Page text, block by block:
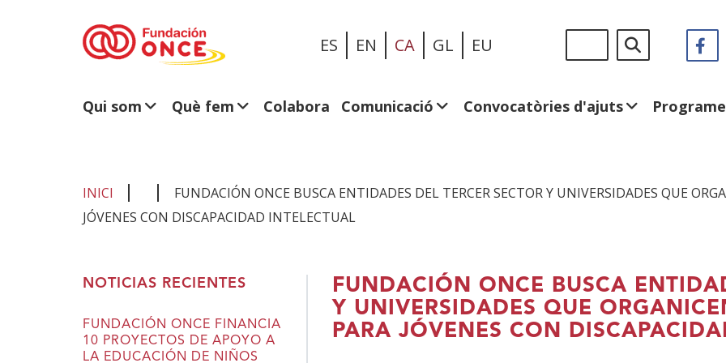
ES EN CA GL EU
en:
Qui som Què fem Colabora Comunicació Convocatòries d'ajuts
INICI
FUNDACIÓN ONCE BUSCA ENTIDADES DEL TERCER SECTOR Y UNIVERSIDADES QUE
JÓVENES CON DISCAPACIDAD INTELECTUAL
FUNDACIÓN ONCE BUSCA
Y UNIVERSIDADES QUE
PARA JÓVENES CON
NOTICIAS RECIENTES
FUNDACIÓN ONCE FINANCIA
10 PROYECTOS DE APOYO A
LA EDUCACIÓN DE NIÑOS